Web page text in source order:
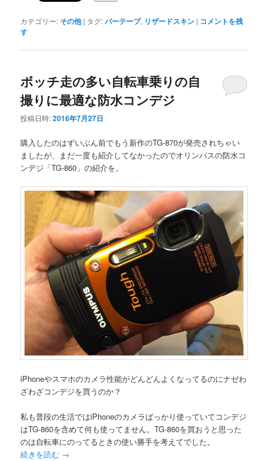
カテゴリー: その他 | タグ:バーテープ, リザードスキン | コメントを残
す
ボッチ走の多い自転車乗りの自
撮りに最適な防水コンデジ
投稿日時:2016年7月27日
購入したのはずいぶん前でもう新作のTG-870が発売されちゃい
ましたが、まだ一度も紹介してなかったのでオリンパスの防水コ
ンデジ「TG-860」の紹介を。
iPhoneやスマホのカメラ性能がどんどんよくなってるのにナゼわ
ざわざコンデジを買うのか？
私も普段の生活ではiPhoneのカメラばっかり使っていてコンデジ
はTG-860を含めて何も使ってません。TG-860を買おうと思った
のは自転車にのってるときの使い勝手を考えてでした。
続きを読む →